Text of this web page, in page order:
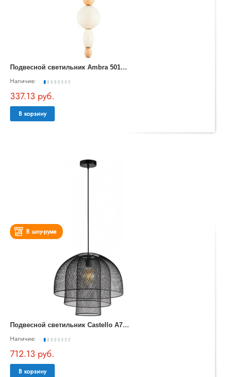
П
одвесной светильник Ambra 5016/17 SP-24
Наличие:
337.13 руб.
В корзину
В шоу-руме
П
одвесной светильник Castello A7064SP-1BK
Наличие:
712.13 руб.
В корзину